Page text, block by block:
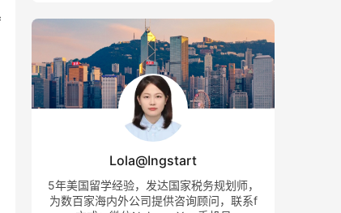
Lola@Ingstart
5年美国留学经验，发达国家税务规划师，
为数百家海内外公司提供咨询顾问，联系f